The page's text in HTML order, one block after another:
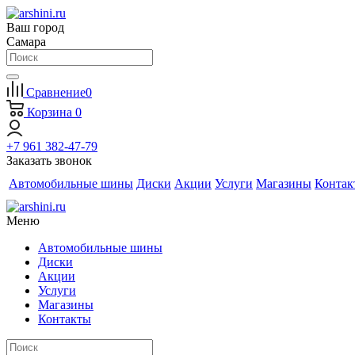
Ваш город
Самара
Сравнение0
Корзина 0
+7 961 382-47-79
Заказать звонок
Автомобильные шины Диски Акции Услуги Магазины
Меню
Автомобильные шины
Диски
Акции
Услуги
Магазины
Контакты